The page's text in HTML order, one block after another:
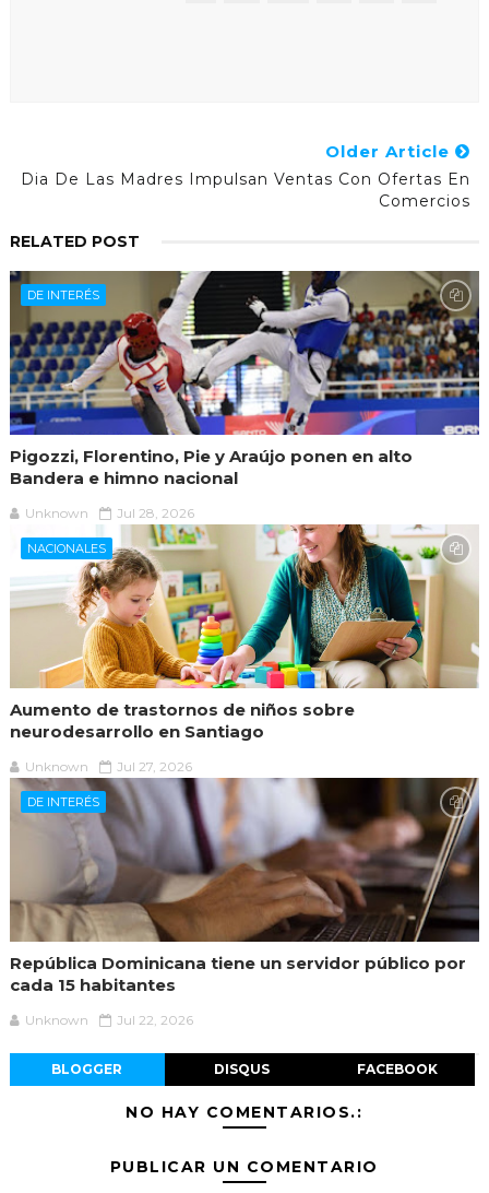
Older Article
Dia De Las Madres Impulsan Ventas Con Ofertas En
Comercios
RELATED POST
DE INTERÉS
Pigozzi, Florentino, Pie y Araújo ponen en alto
Bandera e himno nacional
Unknown Jul 28, 2026
NACIONALES
Aumento de trastornos de niños sobre
neurodesarrollo en Santiago
Unknown Jul 27, 2026
DE INTERÉS
República Dominicana tiene un servidor público por
cada 15 habitantes
Unknown Jul 22, 2026
BLOGGER DISQUS FACEBOOK
NO HAY COMENTARIOS.:
PUBLICAR UN COMENTARIO